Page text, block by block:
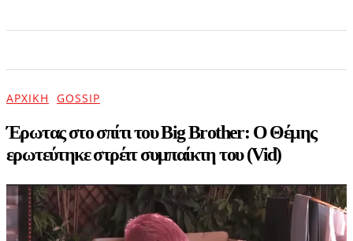
ΑΡΧΙΚΉ GOSSIP
Έρωτας στο σπίτι του Big Brother: O Θέμης
ερωτεύτηκε στρέιτ συμπαίκτη του (Vid)